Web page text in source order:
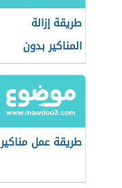
طريقة إزالة
المناكير بدون
مزيل
طريقة عمل مناكير